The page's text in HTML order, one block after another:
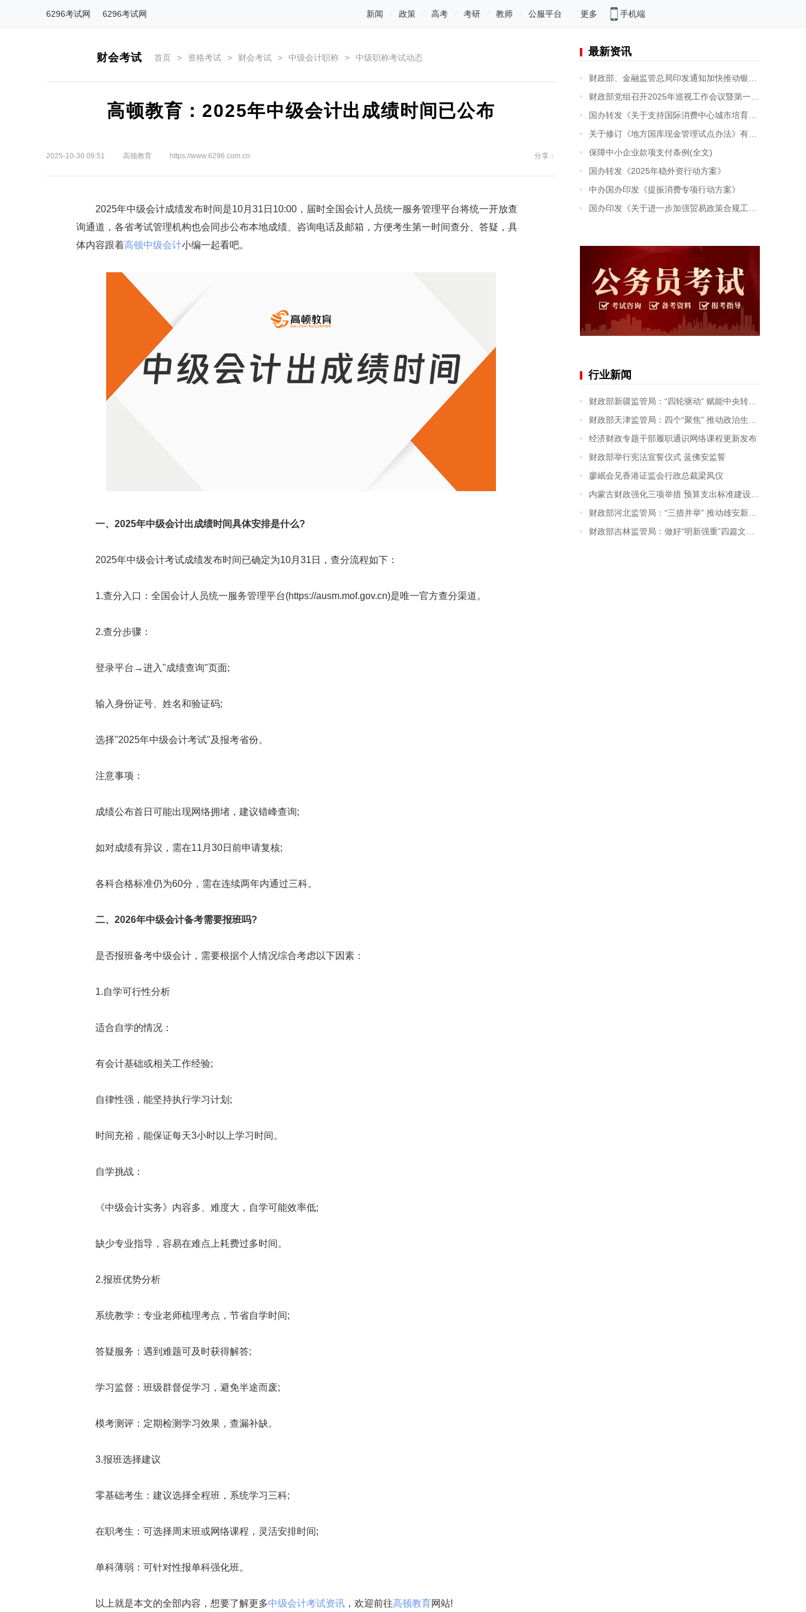
6296考试网 6296考试网 新闻 政策 高考 考研 教师 公服平台 更多 手机端
财会考试 首页 > 资格考试 > 财会考试 > 中级会计职称 > 中级职称考试动态
高顿教育：2025年中级会计出成绩时间已公布
2025-10-30 09:51 高顿教育 https://www.6296.com.cn 分享：
2025年中级会计成绩发布时间是10月31日10:00，届时全国会计人员统一服务管理平台将统一开放查
询通道，各省考试管理机构也会同步公布本地成绩、咨询电话及邮箱，方便考生第一时间查分、答疑，具
体内容跟着高顿中级会计小编一起看吧。
一、2025年中级会计出成绩时间具体安排是什么?
2025年中级会计考试成绩发布时间已确定为10月31日，查分流程如下：
1.查分入口：全国会计人员统一服务管理平台(https://ausm.mof.gov.cn)是唯一官方查分渠道。
2.查分步骤：
登录平台→进入"成绩查询"页面;
输入身份证号、姓名和验证码;
选择"2025年中级会计考试"及报考省份。
注意事项：
成绩公布首日可能出现网络拥堵，建议错峰查询;
如对成绩有异议，需在11月30日前申请复核;
各科合格标准仍为60分，需在连续两年内通过三科。
二、2026年中级会计备考需要报班吗?
是否报班备考中级会计，需要根据个人情况综合考虑以下因素：
1.自学可行性分析
适合自学的情况：
有会计基础或相关工作经验;
自律性强，能坚持执行学习计划;
时间充裕，能保证每天3小时以上学习时间。
自学挑战：
《中级会计实务》内容多、难度大，自学可能效率低;
缺少专业指导，容易在难点上耗费过多时间。
2.报班优势分析
系统教学：专业老师梳理考点，节省自学时间;
答疑服务：遇到难题可及时获得解答;
学习监督：班级群督促学习，避免半途而废;
模考测评：定期检测学习效果，查漏补缺。
3.报班选择建议
零基础考生：建议选择全程班，系统学习三科;
在职考生：可选择周末班或网络课程，灵活安排时间;
单科薄弱：可针对性报单科强化班。
以上就是本文的全部内容，想要了解更多中级会计考试资讯 ，欢迎前往高顿教育网站!
最新资讯
财政部、金融监管总局印发通知加快推动银行函证数字化发展
财政部党组召开2025年巡视工作会议暨第一轮巡视动员部署会
国办转发《关于支持国际消费中心城市培育建设的若干措施》
关于修订《地方国库现金管理试点办法》有关条款的通知
保障中小企业款项支付条例(全文)
国办转发《2025年稳外资行动方案》
中办国办印发《提振消费专项行动方案》
国办印发《关于进一步加强贸易政策合规工作的意见》
行业新闻
财政部新疆监管局：“四轮驱动” 赋能中央转移支付资金监管提质增效
财政部天津监管局：四个“聚焦” 推动政治生态建设走深走实
经济财政专题干部履职通识网络课程更新发布
财政部举行宪法宣誓仪式 蓝佛安监誓
廖岷会见香港证监会行政总裁梁凤仪
内蒙古财政强化三项举措 预算支出标准建设及应用成效显著
财政部河北监管局：“三措并举” 推动雄安新区财政监督取得新成效
财政部吉林监管局：做好“明新强重”四篇文章 进一步提升会计监督成效